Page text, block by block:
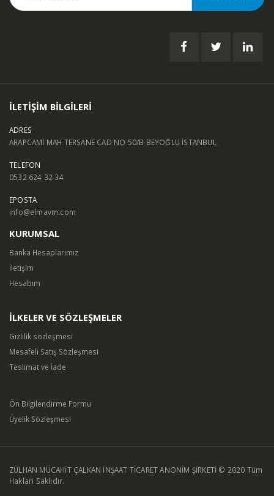
İLETİŞİM BİLGİLERİ
ADRES
ARAPCAMİ MAH TERSANE CAD NO 50/B BEYOĞLU İSTANBUL
TELEFON
0532 624 32 34
EPOSTA
info@elmavm.com
KURUMSAL
Banka Hesaplarımız
İletişim
Hesabım
İLKELER VE SÖZLEŞMELER
Gizlilik sözleşmesi
Mesafeli Satış Sözleşmesi
Teslimat ve İade
Ön Bilgilendirme Formu
Üyelik Sözleşmesi
ZÜLHAN MÜCAHİT ÇALKAN İNŞAAT TİCARET ANONİM ŞİRKETİ © 2020 Tüm
Hakları Saklıdır.